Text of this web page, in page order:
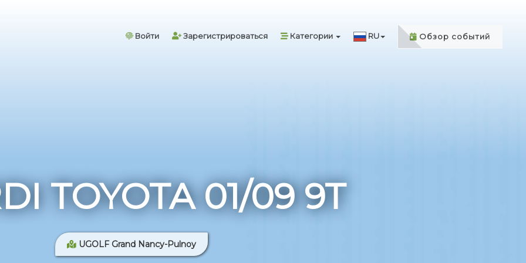
Войти Зарегистрироваться Категории RU Обзор событий
TOYOTA 01/09 9T
UGOLF Grand Nancy-Pulnoy